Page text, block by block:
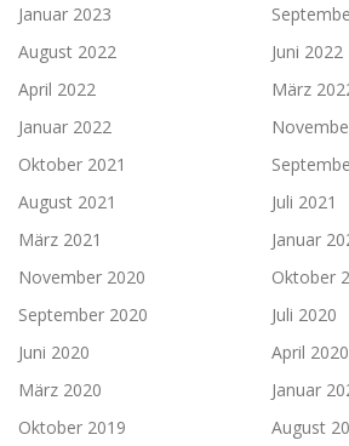
Januar 2023
August 2022
Juni 2022
April 2022
März
Januar 2022
Oktober 2021
August 2021
Juli 2021
März 2021
Januar
November 2020
Oktober
September 2020
Juli 2020
Juni 2020
April 2020
März 2020
Januar
Oktober 2019
August